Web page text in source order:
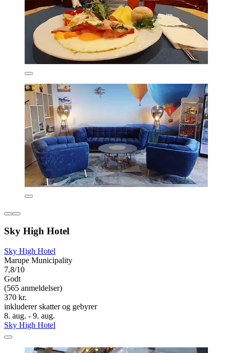
Sky High Hotel
Sky High Hotel
Marupe Municipality
7,8/10
Godt
(565 anmeldelser)
370 kr.
inkluderer skatter og gebyrer
8. aug. - 9. aug.
Sky High Hotel